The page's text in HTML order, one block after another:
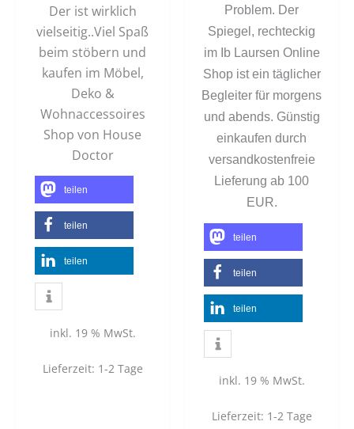
Der ist wirklich
vielseitig..Viel Spaß
beim stöbern und
kaufen im Möbel,
Deko &
Wohnaccessoires
Shop von House
Doctor
teilen
teilen
teilen
inkl. 19 % MwSt.
Lieferzeit: 1-2 Tage
Problem. Der
Spiegel, rechteckig
im Ib Laursen Online
Shop ist ein täglicher
Begleiter für morgens
und abends. Günstig
einkaufen durch
versandkostenfreie
Lieferung ab 100
EUR.
teilen
teilen
teilen
inkl. 19 % MwSt.
Lieferzeit: 1-2 Tage